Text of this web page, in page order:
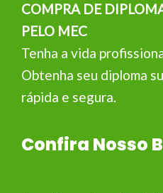
COMPRA DE
PELO MEC
Tenha a vida
Obtenha seu diploma
rápida e segura.
Confira Nosso